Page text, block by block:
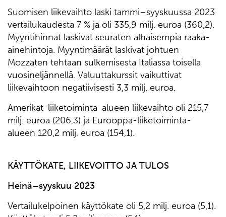
Suomisen liikevaihto laski tammi–syyskuussa 2023
vertailukaudesta 7 % ja oli 335,9 milj. euroa (360,2).
Myyntihinnat laskivat seuraten alhaisempia raaka-
ainehintoja. Myyntimäärät laskivat johtuen
Mozzaten tehtaan sulkemisesta Italiassa toisella
vuosineljännellä. Valuuttakurssit vaikuttivat
liikevaihtoon negatiivisesti 3,3 milj. euroa.
Amerikat-liiketoiminta-alueen liikevaihto oli 215,7
milj. euroa (206,3) ja Eurooppa-liiketoiminta-
alueen 120,2 milj. euroa (154,1).
KÄYTTÖKATE, LIIKEVOITTO JA TULOS
Heinä–syyskuu 2023
Vertailukelpoinen käyttökate oli 5,2 milj. euroa (5,1).